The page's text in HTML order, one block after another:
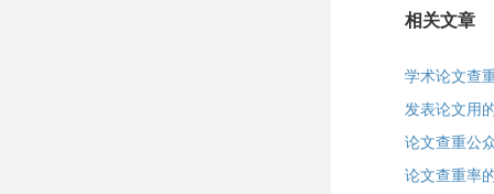
相关文章
学术论文查
发表论文用
论文查重公
论文查重率